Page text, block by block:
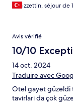
izzettin, séjour de
Avis vérifié
10/10
14 oct. 2024
Traduire avec
Otel gayet güzeldi
tavırları da çok